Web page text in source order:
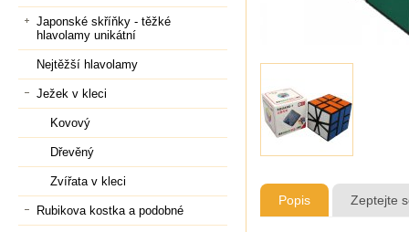
Popis Zeptejte
Japonské skříňky - těžké
hlavolamy unikátní
Nejtěžší hlavolamy
Ježek v kleci
Kovový
Dřevěný
Zvířata v kleci
Rubikova kostka a podobné